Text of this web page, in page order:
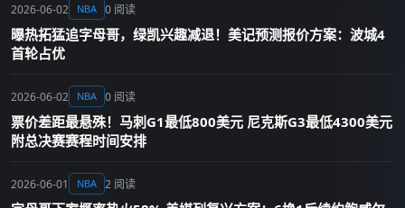
2026-06-02 NBA 0 阅读
曝热拓猛追字母哥，绿凯兴趣减退！美记预测报价方案：波城4
首轮占优
2026-06-02 NBA 0 阅读
票价差距最悬殊！马刺G1最低800美元 尼克斯G3最低4300美元
附总决赛赛程时间安排
2026-06-01 NBA 2 阅读